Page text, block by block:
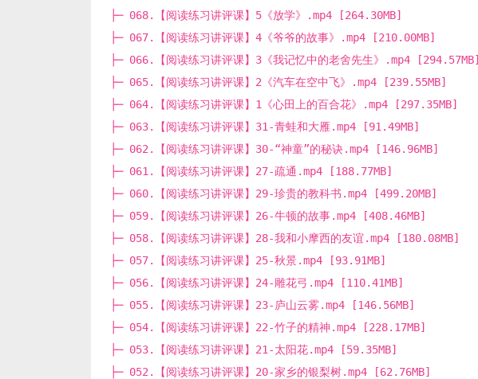
├─ 068.【阅读练习讲评课】5《放学》.mp4 [264.30MB]
├─ 067.【阅读练习讲评课】4《爷爷的故事》.mp4 [210.00MB]
├─ 066.【阅读练习讲评课】3《我记忆中的老舍先生》.mp4 [294.57MB]
├─ 065.【阅读练习讲评课】2《汽车在空中飞》.mp4 [239.55MB]
├─ 064.【阅读练习讲评课】1《心田上的百合花》.mp4 [297.35MB]
├─ 063.【阅读练习讲评课】31-青蛙和大雁.mp4 [91.49MB]
├─ 062.【阅读练习讲评课】30-“神童”的秘诀.mp4 [146.96MB]
├─ 061.【阅读练习讲评课】27-疏通.mp4 [188.77MB]
├─ 060.【阅读练习讲评课】29-珍贵的教科书.mp4 [499.20MB]
├─ 059.【阅读练习讲评课】26-牛顿的故事.mp4 [408.46MB]
├─ 058.【阅读练习讲评课】28-我和小摩西的友谊.mp4 [180.08MB]
├─ 057.【阅读练习讲评课】25-秋景.mp4 [93.91MB]
├─ 056.【阅读练习讲评课】24-雕花弓.mp4 [110.41MB]
├─ 055.【阅读练习讲评课】23-庐山云雾.mp4 [146.56MB]
├─ 054.【阅读练习讲评课】22-竹子的精神.mp4 [228.17MB]
├─ 053.【阅读练习讲评课】21-太阳花.mp4 [59.35MB]
├─ 052.【阅读练习讲评课】20-家乡的银梨树.mp4 [62.76MB]